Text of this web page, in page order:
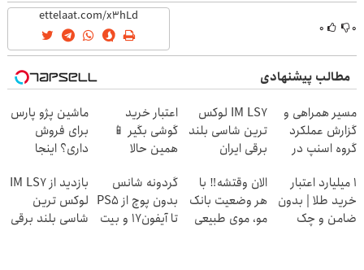
۰ ۰
مطالب پیشنهادی
مسیر همراهی و
گزارش عملکرد
گروه اسنپ در
IM LS7 لوکس
ترین شاسی بلند
برقی ایران
اعتبار خرید
گوشی بگیر 📱
همین حالا
بده 🎯
ماشین پژو پارس
برای فروش
داری؟ اینجا
۱ میلیارد اعتبار
خرید طلا | بدون
ضامن و چک
الان وقتشه‼️ با
هر وضعیت بانک
مو، موی طبیعی
گردونه شانس
بدون پوچ از PS5
تا آیفون17 و بیت
بازدید از IM LS7
لوکس ترین
شاسی بلند برقی